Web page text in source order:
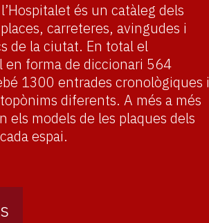
és un catàleg dels
carreteres, avingudes i
de la ciutat. En total el
en forma de diccionari 564
1300 entrades cronològiques i
diferents. A més a més
els models de les plaques dels
espai.